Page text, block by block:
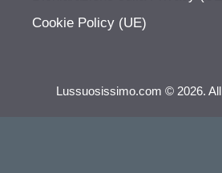
Cookie Policy (UE)
Lussuosissimo.com © 2026.